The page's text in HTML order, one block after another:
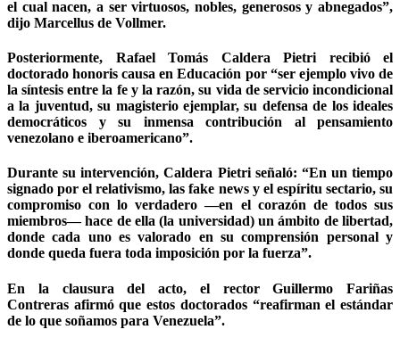
el cual nacen, a ser virtuosos, nobles, generosos y abnegados”,
dijo Marcellus de Vollmer.
Posteriormente, Rafael Tomás Caldera Pietri recibió el
doctorado honoris causa en Educación por “ser ejemplo vivo de
la síntesis entre la fe y la razón, su vida de servicio incondicional
a la juventud, su magisterio ejemplar, su defensa de los ideales
democráticos y su inmensa contribución al pensamiento
venezolano e iberoamericano”.
Durante su intervención, Caldera Pietri señaló: “En un tiempo
signado por el relativismo, las fake news y el espíritu sectario, su
compromiso con lo verdadero ―en el corazón de todos sus
miembros― hace de ella (la universidad) un ámbito de libertad,
donde cada uno es valorado en su comprensión personal y
donde queda fuera toda imposición por la fuerza”.
En la clausura del acto, el rector Guillermo Fariñas
Contreras afirmó que estos doctorados “reafirman el estándar
de lo que soñamos para Venezuela”.